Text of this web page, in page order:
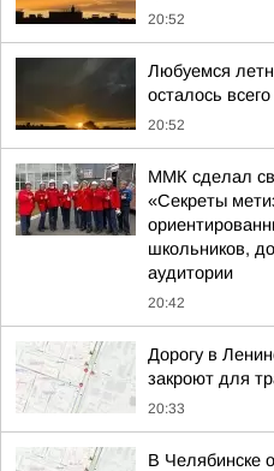
20:52
Любуемся
осталось
20:52
ММК сделал
«Секреты
школьников,
аудитории
20:42
Дорогу в
закроют для
20:33
В Челябинске